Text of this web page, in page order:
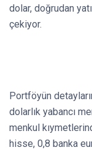
dolar, doğrudan
çekiyor.
Portföyün
dolarlık yabancı
menkul
hisse, 0,8 banka